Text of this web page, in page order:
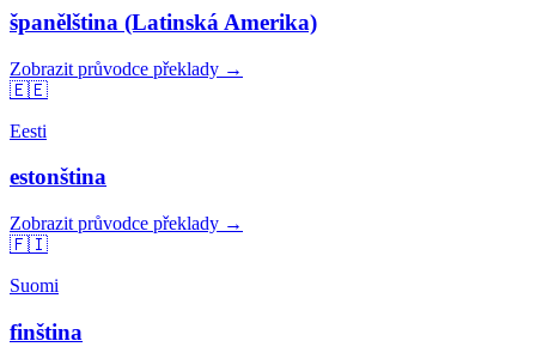
španělština (Latinská Amerika)
Zobrazit průvodce překlady →
🇪🇪
Eesti
estonština
Zobrazit průvodce překlady →
🇫🇮
Suomi
finština